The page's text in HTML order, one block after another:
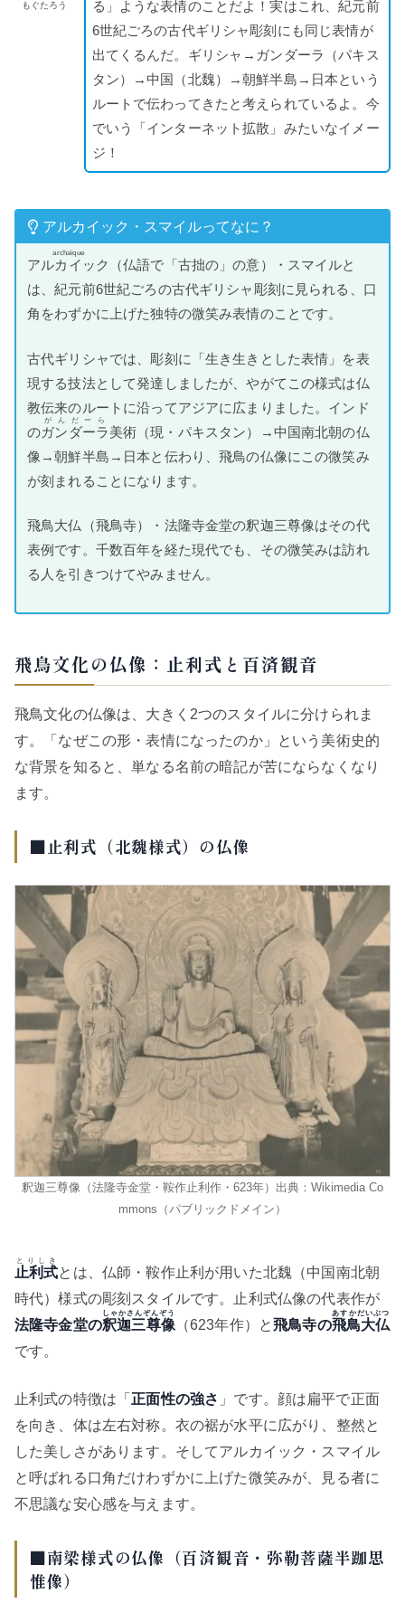
もぐたろう
る」ような表情のことだよ！実はこれ、紀元前
6世紀ごろの古代ギリシャ彫刻にも同じ表情が
出てくるんだ。ギリシャ→ガンダーラ（パキス
タン）→中国（北魏）→朝鮮半島→日本という
ルートで伝わってきたと考えられているよ。今
でいう「インターネット拡散」みたいなイメー
ジ！
アルカイック・スマイルってなに？
アルカイック
archaïque
（仏語で「古拙の」の意）・スマイルと
は、紀元前6世紀ごろの古代ギリシャ彫刻に見られる、口
角をわずかに上げた独特の微笑み表情のことです。
古代ギリシャでは、彫刻に「生き生きとした表情」を表
現する技法として発達しましたが、やがてこの様式は仏
教伝来のルートに沿ってアジアに広まりました。インド
のガンダーラ
がんだーら
美術（現・パキスタン）→中国南北朝の仏
像→朝鮮半島→日本と伝わり、飛鳥の仏像にこの微笑み
が刻まれることになります。
飛鳥大仏（飛鳥寺）・法隆寺金堂の釈迦三尊像はその代
表例です。千数百年を経た現代でも、その微笑みは訪れ
る人を引きつけてやみません。
飛鳥文化の仏像：止利式と百済観音
飛鳥文化の仏像は、大きく2つのスタイルに分けられま
す。「なぜこの形・表情になったのか」という美術史的
な背景を知ると、単なる名前の暗記が苦にならなくなり
ます。
■止利式（北魏様式）の仏像
釈迦三尊像（法隆寺金堂・鞍作止利作・623年）出典：Wikimedia Co
mmons（パブリックドメイン）
止利式
とりしき
とは、仏師・鞍作止利が用いた北魏（中国南北朝
時代）様式の彫刻スタイルです。止利式仏像の代表作が
法隆寺金堂の釈迦三尊像
しゃかさんぞんぞう
（623年作）と飛鳥寺の飛鳥大仏
あすかだいぶつ
です。
止利式の特徴は「 正面性の強さ 」です。顔は扁平で正面
を向き、体は左右対称。衣の裾が水平に広がり、整然と
した美しさがあります。そしてアルカイック・スマイル
と呼ばれる口角だけわずかに上げた微笑みが、見る者に
不思議な安心感を与えます。
■南梁様式の仏像（百済観音・弥勒菩薩半跏思
惟像）